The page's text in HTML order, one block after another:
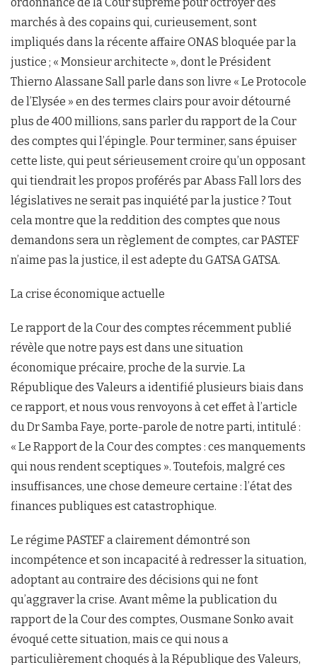
marchés à des copains qui, curieusement, sont
impliqués dans la récente affaire ONAS bloquée par la
justice ; « Monsieur architecte », dont le Président
Thierno Alassane Sall parle dans son livre « Le Protocole
de l’Elysée » en des termes clairs pour avoir détourné
plus de 400 millions, sans parler du rapport de la Cour
des comptes qui l’épingle. Pour terminer, sans épuiser
cette liste, qui peut sérieusement croire qu’un opposant
qui tiendrait les propos proférés par Abass Fall lors des
législatives ne serait pas inquiété par la justice ? Tout
cela montre que la reddition des comptes que nous
demandons sera un règlement de comptes, car PASTEF
n’aime pas la justice, il est adepte du GATSA GATSA.
La crise économique actuelle
Le rapport de la Cour des comptes récemment publié
révèle que notre pays est dans une situation
économique précaire, proche de la survie. La
République des Valeurs a identifié plusieurs biais dans
ce rapport, et nous vous renvoyons à cet effet à l’article
du Dr Samba Faye, porte-parole de notre parti, intitulé :
« Le Rapport de la Cour des comptes : ces manquements
qui nous rendent sceptiques ». Toutefois, malgré ces
insuffisances, une chose demeure certaine : l’état des
finances publiques est catastrophique.
Le régime PASTEF a clairement démontré son
incompétence et son incapacité à redresser la situation,
adoptant au contraire des décisions qui ne font
qu’aggraver la crise. Avant même la publication du
rapport de la Cour des comptes, Ousmane Sonko avait
évoqué cette situation, mais ce qui nous a
particulièrement choqués à la République des Valeurs,